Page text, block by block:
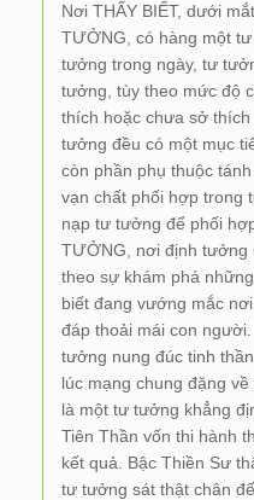
Nơi THẤY BIẾT, dưới
TƯỞNG, có hàng một
tưởng trong ngày, tư
tưởng, tùy theo mức độ
thích hoặc chưa sở
tưởng đều có một mục
còn phần phụ thuộc
vạn chất phối hợp trong
nạp tư tưởng để phối
TƯỞNG, nơi định tưởng
theo sự khám phá
biết đang vướng mắc
đáp thoải mái con
tưởng nung đúc tinh
lúc mạng chung đặng
là một tư tưởng khẳng
Tiên Thần vốn thi hành
kết quả. Bậc Thiền Sư
tư tưởng sát thật chân